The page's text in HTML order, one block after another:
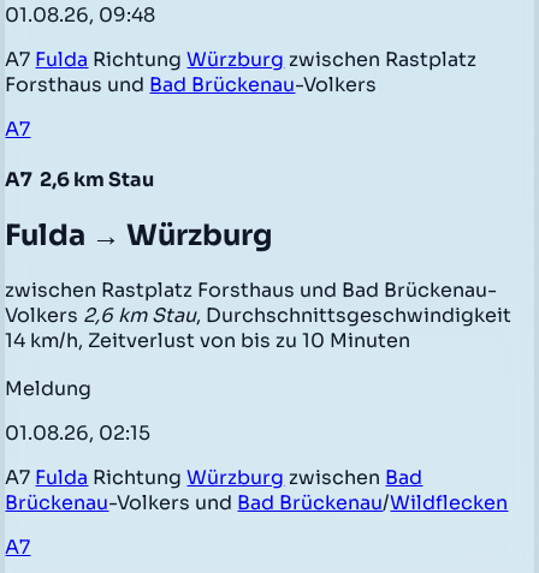
01.08.26, 09:48
A7 Fulda RichtungWürzburg zwischen Rastplatz
Forsthaus und Bad Brückenau-Volkers
A7
A7 2,6 km Stau
Fulda → Würzburg
zwischen Rastplatz Forsthaus und Bad Brückenau-
Volkers 2,6 km Stau, Durchschnittsgeschwindigkeit
14 km/h, Zeitverlust von bis zu 10 Minuten
Meldung
01.08.26, 02:15
A7 Fulda RichtungWürzburg zwischen Bad
Brückenau-Volkers und Bad Brückenau/Wildflecken
A7